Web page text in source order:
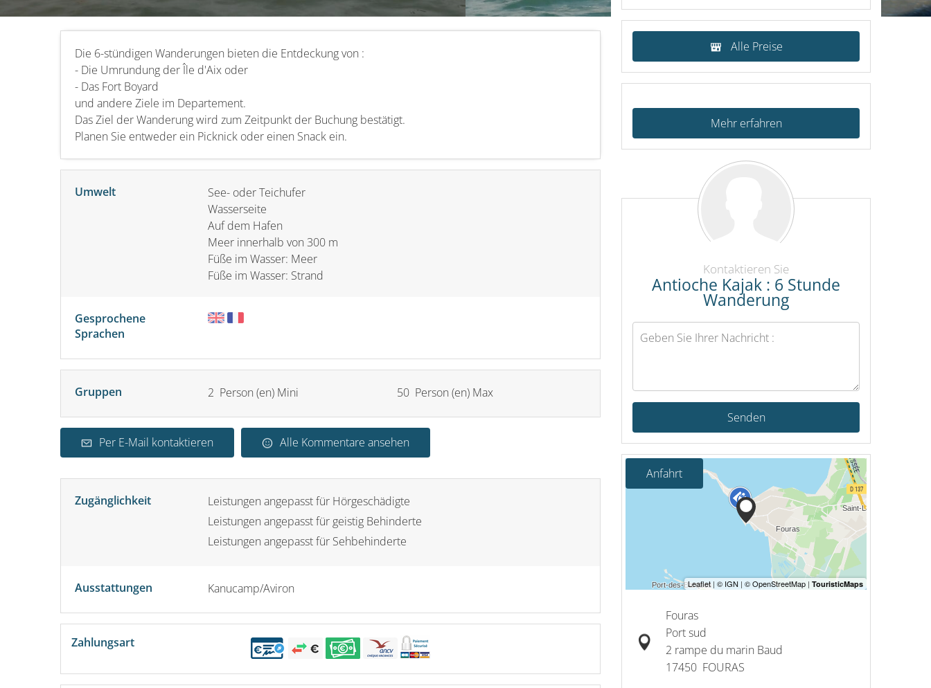
Die 6-stündigen Wanderungen bieten die Entdeckung von :
- Die Umrundung der Île d'Aix oder
- Das Fort Boyard
und andere Ziele im Departement.
Das Ziel der Wanderung wird zum Zeitpunkt der Buchung bestätigt.
Planen Sie entweder ein Picknick oder einen Snack ein.
Umwelt
See- oder Teichufer
Wasserseite
Auf dem Hafen
Meer innerhalb von 300 m
Füße im Wasser: Meer
Füße im Wasser: Strand
Gesprochene
Sprachen
Gruppen 2 Person (en) Mini 50 Person (en) Max
Per E-Mail kontaktieren Alle Kommentare ansehen
Zugänglichkeit
Leistungen angepasst für Hörgeschädigte
Leistungen angepasst für geistig Behinderte
Leistungen angepasst für Sehbehinderte
Ausstattungen Kanucamp/Aviron
Zahlungsart
Alle Preise
Mehr erfahren
Kontaktieren Sie
Antioche Kajak : 6 Stunde
Wanderung
Senden
Anfahrt
Fouras
Port sud
2 rampe du marin Baud
17450 FOURAS